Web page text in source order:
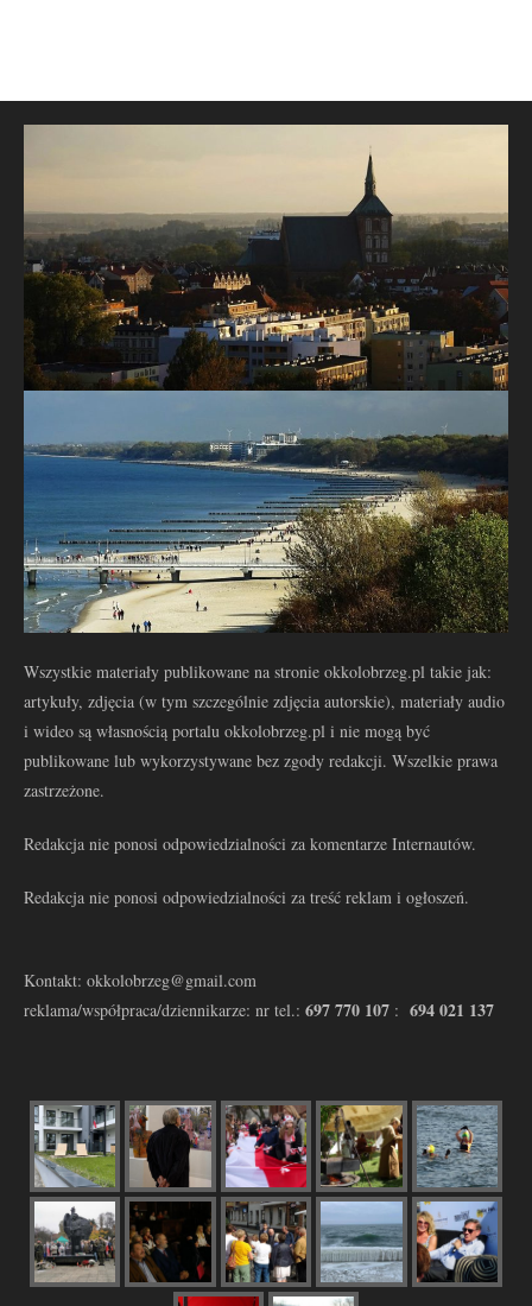
Wszystkie materiały publikowane na stronie okkolobrzeg.pl takie jak:
artykuły, zdjęcia (w tym szczególnie zdjęcia autorskie), materiały audio
i wideo są własnością portalu okkolobrzeg.pl i nie mogą być
publikowane lub wykorzystywane bez zgody redakcji. Wszelkie prawa
zastrzeżone.
Redakcja nie ponosi odpowiedzialności za komentarze Internautów.
Redakcja nie ponosi odpowiedzialności za treść reklam i ogłoszeń.
Kontakt: okkolobrzeg@gmail.com
reklama/współpraca/dziennikarze: nr tel.: 697 770 107 : 694 021 137